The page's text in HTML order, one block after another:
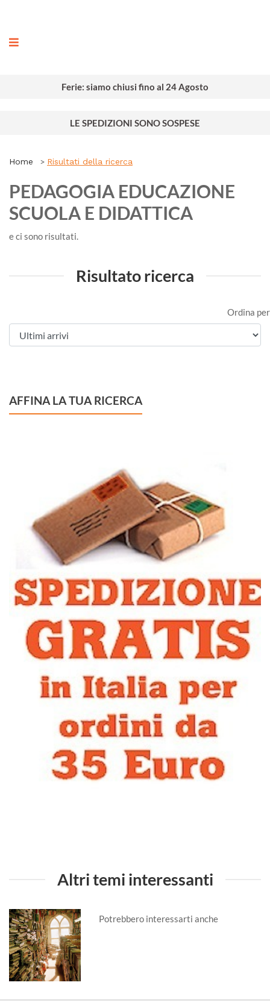
Ferie: siamo chiusi fino al 24 Agosto
LE SPEDIZIONI SONO SOSPESE
Home Risultati della ricerca
PEDAGOGIA EDUCAZIONE
SCUOLA E DIDATTICA
e ci sono risultati.
Risultato ricerca
AFFINA LA TUA RICERCA
Ordina per
Altri temi interessanti
Potrebbero interessarti anche